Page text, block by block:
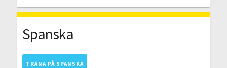
Spanska
TRÄNA PÅ SPANSKA